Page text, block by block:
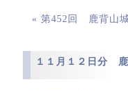
« 第452回 鹿背山
１１月１２日分